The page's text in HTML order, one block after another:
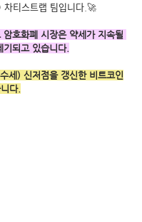
팀입니다.🚀
호화폐 시장은 약세가 지속될
되고 있습니다.
매수세) 신저점을 갱신한 비트코인
다.